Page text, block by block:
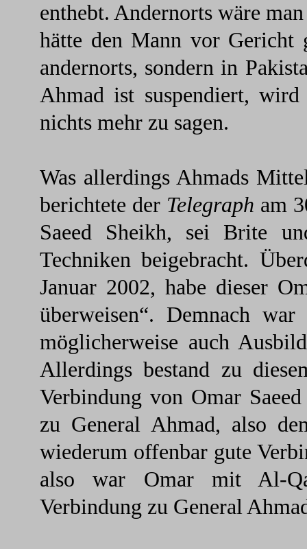
enthebt. Andernorts wäre
hätte den Mann vor Gericht
andernorts, sondern in
Ahmad ist suspendiert,
nichts mehr zu sagen.
Was allerdings Ahmads
berichtete der Telegraph am
Saeed Sheikh, sei Brite
Techniken beigebracht.
Januar 2002, habe dieser
überweisen“. Demnach
möglicherweise auch
Allerdings bestand zu
Verbindung von Omar
zu General Ahmad, also
wiederum offenbar gute
also war Omar mit Al-
Verbindung zu General